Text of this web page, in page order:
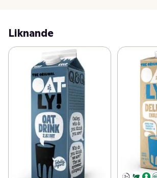
Liknande